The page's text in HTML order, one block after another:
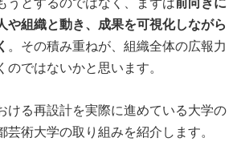
うとするのではなく、まずは前向きに
や組織と動き、成果を可視化しながら
。その積み重ねが、組織全体の広報力
のではないかと思います。
ける再設計を実際に進めている大学の
芸術大学の取り組みを紹介します。